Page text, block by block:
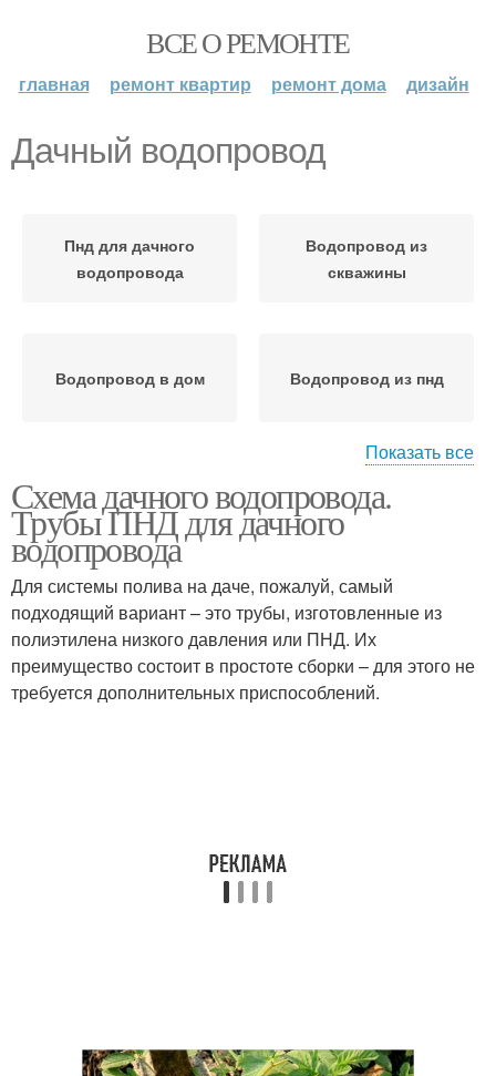
ВСЕ О РЕМОНТЕ
главная ремонт квартир ремонт дома дизайн
Дачный водопровод
Пнд для дачного
водопровода
Водопровод из
скважины
Водопровод в дом Водопровод из пнд
погружным насосом
Внешний водопровод
Водопровод для
полива
Сезонный водопровод
Водопровод на даче
Показать все
Схема дачного водопровода.
Трубы ПНД для дачного
водопровода
Для системы полива на даче, пожалуй, самый
подходящий вариант – это трубы, изготовленные из
полиэтилена низкого давления или ПНД. Их
преимущество состоит в простоте сборки – для этого не
требуется дополнительных приспособлений.